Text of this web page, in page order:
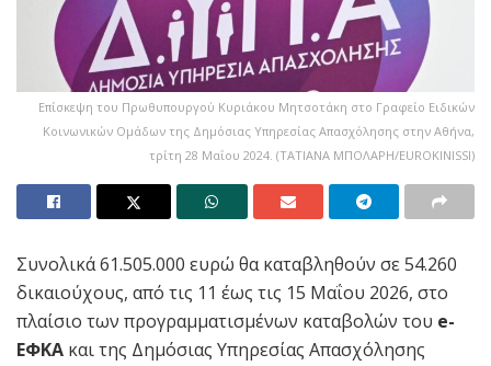
Επίσκεψη του Πρωθυπουργού Κυριάκου Μητσοτάκη στο Γραφείο Ειδικών
Κοινωνικών Ομάδων της Δημόσιας Υπηρεσίας Απασχόλησης στην Αθήνα,
τρίτη 28 Μαΐου 2024. (ΤΑΤΙΑΝΑ ΜΠΟΛΑΡΗ/EUROKINISSI)
Συνολικά 61.505.000 ευρώ θα καταβληθούν σε 54.260
δικαιούχους, από τις 11 έως τις 15 Μαΐου 2026, στο
πλαίσιο των προγραμματισμένων καταβολών του e-
ΕΦΚΑ και της Δημόσιας Υπηρεσίας Απασχόλησης